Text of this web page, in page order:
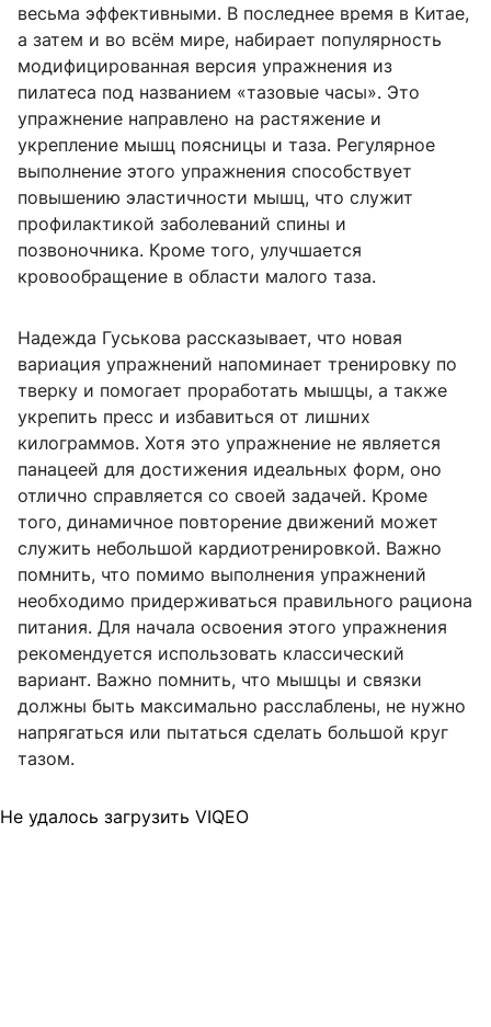
весьма эффективными. В последнее время в Китае,
а затем и во всём мире, набирает популярность
модифицированная версия упражнения из
пилатеса под названием «тазовые часы». Это
упражнение направлено на растяжение и
укрепление мышц поясницы и таза. Регулярное
выполнение этого упражнения способствует
повышению эластичности мышц, что служит
профилактикой заболеваний спины и
позвоночника. Кроме того, улучшается
кровообращение в области малого таза.
Надежда Гуськова рассказывает, что новая
вариация упражнений напоминает тренировку по
тверку и помогает проработать мышцы, а также
укрепить пресс и избавиться от лишних
килограммов. Хотя это упражнение не является
панацеей для достижения идеальных форм, оно
отлично справляется со своей задачей. Кроме
того, динамичное повторение движений может
служить небольшой кардиотренировкой. Важно
помнить, что помимо выполнения упражнений
необходимо придерживаться правильного рациона
питания. Для начала освоения этого упражнения
рекомендуется использовать классический
вариант. Важно помнить, что мышцы и связки
должны быть максимально расслаблены, не нужно
напрягаться или пытаться сделать большой круг
тазом.
Не удалось загрузить VIQEO